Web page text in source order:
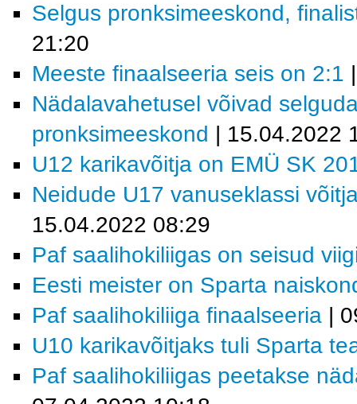
Selgus pronksimeeskond,
21:20
Meeste finaalseeria seis on 2:1
Nädalavahetusel võivad
pronksimeeskond | 15.04.2022
U12 karikavõitja on EMÜ SK
Neidude U17 vanuseklassi
15.04.2022 08:29
Paf saalihokiliigas on seisud
Eesti meister on Sparta
Paf saalihokiliiga finaalseeria |
U10 karikavõitjaks tuli Sparta
Paf saalihokiliigas peetakse